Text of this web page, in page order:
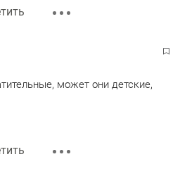
может они детские,